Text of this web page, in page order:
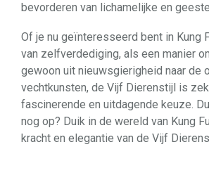
bevorderen van lichamelijke en
Of je nu geïnteresseerd bent in Kung
van zelfverdediging, als een manier
gewoon uit nieuwsgierigheid naar de
vechtkunsten, de Vijf Dierenstijl is
fascinerende en uitdagende keuze.
nog op? Duik in de wereld van Kung
kracht en elegantie van de Vijf